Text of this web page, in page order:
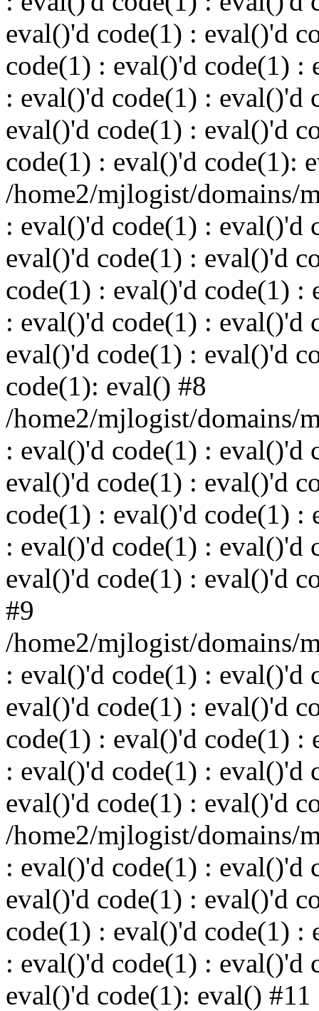
eval()'d code(1) : eval()'d
code(1) : eval()'d code(1) :
: eval()'d code(1) : eval()'d
eval()'d code(1) : eval()'d
code(1) : eval()'d code(1):
/home2/mjlogist/domains/
: eval()'d code(1) : eval()'d
eval()'d code(1) : eval()'d
code(1) : eval()'d code(1) :
: eval()'d code(1) : eval()'d
eval()'d code(1) : eval()'d
code(1): eval() #8
/home2/mjlogist/domains/
: eval()'d code(1) : eval()'d
eval()'d code(1) : eval()'d
code(1) : eval()'d code(1) :
: eval()'d code(1) : eval()'d
eval()'d code(1) : eval()'d
#9
/home2/mjlogist/domains/
: eval()'d code(1) : eval()'d
eval()'d code(1) : eval()'d
code(1) : eval()'d code(1) :
: eval()'d code(1) : eval()'d
eval()'d code(1) : eval()'d
/home2/mjlogist/domains/
: eval()'d code(1) : eval()'d
eval()'d code(1) : eval()'d
code(1) : eval()'d code(1) :
: eval()'d code(1) : eval()'d
eval()'d code(1): eval() #11